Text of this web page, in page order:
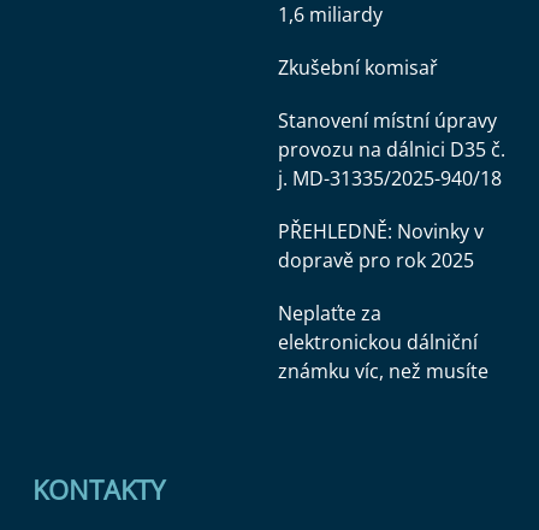
1,6 miliardy
Zkušební komisař
Stanovení místní úpravy
provozu na dálnici D35 č.
j. MD-31335/2025-940/18
PŘEHLEDNĚ: Novinky v
dopravě pro rok 2025
Neplaťte za
elektronickou dálniční
známku víc, než musíte
KONTAKTY